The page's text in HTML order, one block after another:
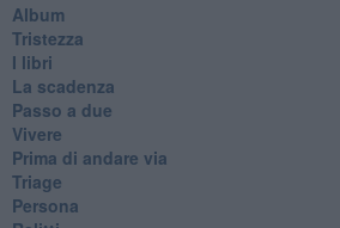
Album
Tristezza
I libri
La scadenza
Passo a due
Vivere
Prima di andare via
Triage
Persona